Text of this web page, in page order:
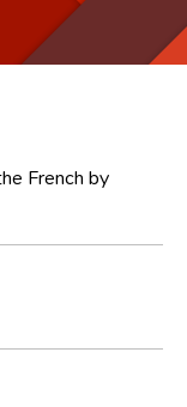
French by